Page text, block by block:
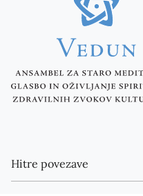
Hitre povezave